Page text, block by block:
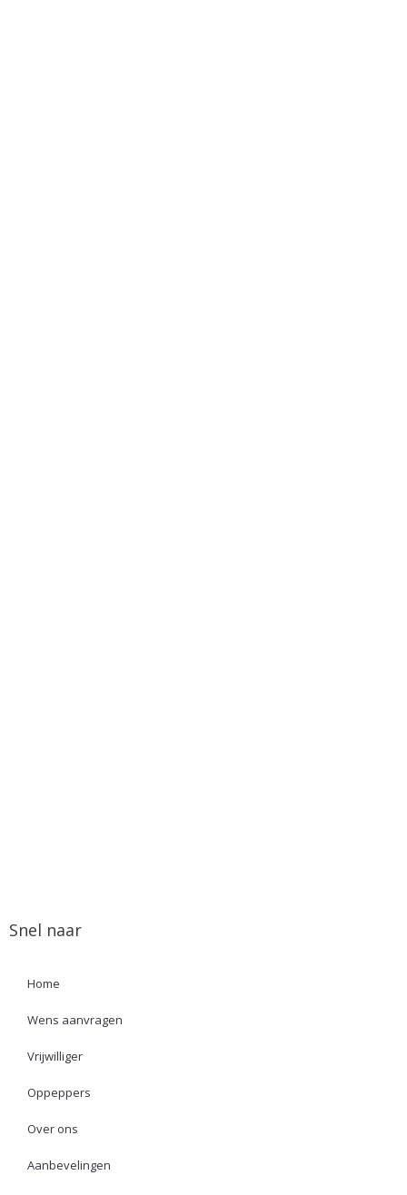
Snel naar
Home
Wens aanvragen
Vrijwilliger
Oppeppers
Over ons
Aanbevelingen